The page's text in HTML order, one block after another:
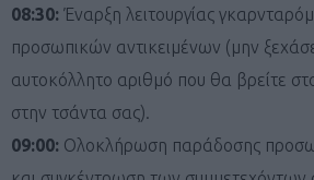
08:30: Έναρξη λειτουργίας
προσωπικών αντικειμένων (μην
αυτοκόλλητο αριθμό που θα βρείτε
στην τσάντα σας).
09:00: Ολοκλήρωση παράδοσης